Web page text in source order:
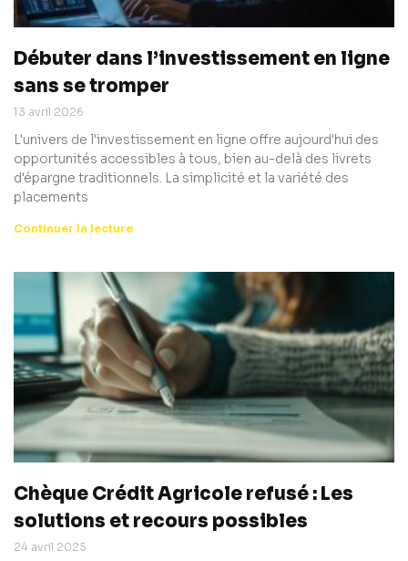
Débuter dans l’investissement en ligne
sans se tromper
13 avril 2026
L'univers de l'investissement en ligne offre aujourd'hui des
opportunités accessibles à tous, bien au-delà des livrets
d'épargne traditionnels. La simplicité et la variété des
placements
Continuer la lecture
Chèque Crédit Agricole refusé : Les
solutions et recours possibles
24 avril 2025